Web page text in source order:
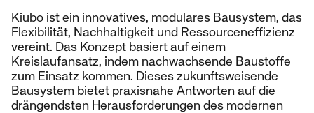
Kiubo ist ein innovatives, modulares Bausystem, das
Flexibilität, Nachhaltigkeit und Ressourceneffizienz
vereint. Das Konzept basiert auf einem
Kreislaufansatz, indem nachwachsende Baustoffe
zum Einsatz kommen. Dieses zukunftsweisende
Bausystem bietet praxisnahe Antworten auf die
drängendsten Herausforderungen des modernen